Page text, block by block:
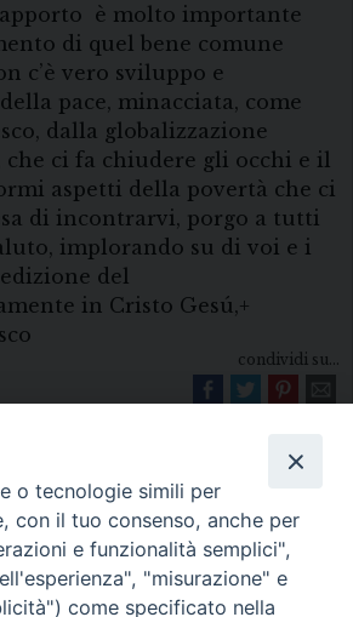
è molto importante
di quel bene comune
c’è vero sviluppo e
pace, minacciata, come
dalla globalizzazione
che ci fa chiudere gli occhi e il
aspetti della povertà che ci
di incontrarvi, porgo a tutti
implorando su di voi e i
del
in Cristo Gesú,+
condividi su...
Rapolla Venosa
o tecnologie simili per
con il tuo consenso, anche per
e funzionalità semplici",
"misurazione" e
come specificato nella